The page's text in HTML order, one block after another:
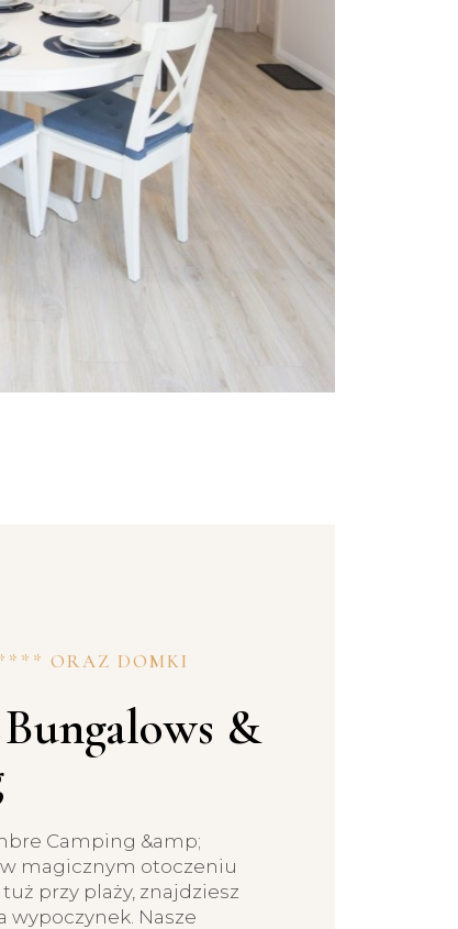
ORAZ DOMKI
&
Camping &amp;
magicznym otoczeniu
przy plaży, znajdziesz
wypoczynek. Nasze